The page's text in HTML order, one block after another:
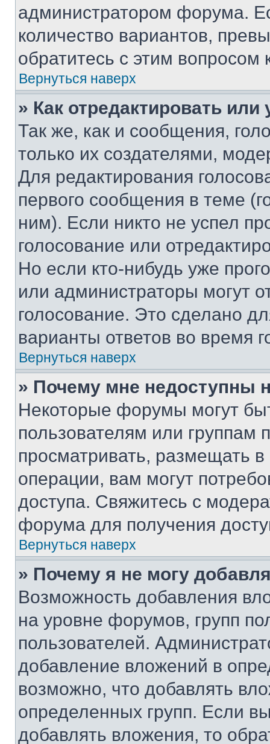
администратором форума.
количество вариантов,
обратитесь с этим вопросом
Вернуться наверх
» Как отредактировать
Так же, как и сообщения,
только их создателями,
Для редактирования
первого сообщения в теме
ним). Если никто не успел
голосование или
Но если кто-нибудь уже
или администраторы могут
голосование. Это сделано
варианты ответов во время
Вернуться наверх
» Почему мне недоступны
Некоторые форумы могут
пользователям или группам
просматривать, размещать
операции, вам могут
доступа. Свяжитесь с
форума для получения
Вернуться наверх
» Почему я не могу
Возможность добавления
на уровне форумов, групп
пользователей.
добавление вложений в
возможно, что добавлять
определенных групп. Если
добавлять вложения, то